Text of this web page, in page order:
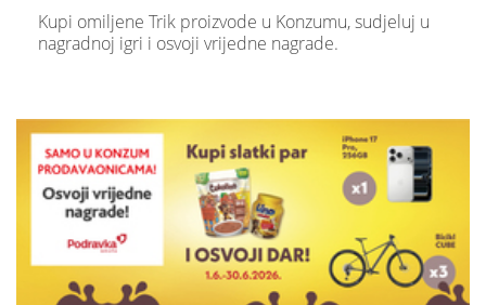
Kupi omiljene Trik proizvode u Konzumu, sudjeluj u
nagradnoj igri i osvoji vrijedne nagrade.